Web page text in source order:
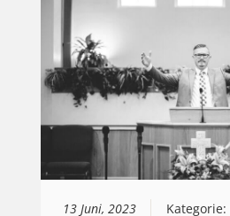
13 Juni, 2023 Kategorie: